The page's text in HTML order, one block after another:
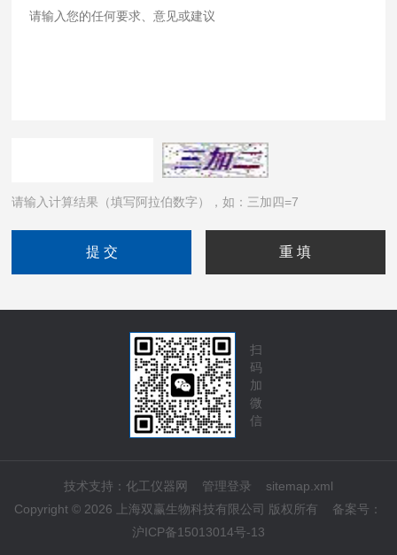
请输入计算结果（填写阿拉伯数字），如：三加四=7
扫
码
加
微
信
技术支持： 化工仪器网 管理登录
sitemap.xml
Copyright © 2026 上海双赢生物科技有限公司 版权所有 备案号：
沪ICP备15013014号-13